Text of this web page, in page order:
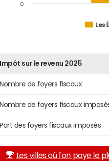
Les
0
Impôt sur le revenu 2025
Nombre de foyers fiscaux
Nombre de foyers fiscaux
Part des foyers fiscaux imposés
Les villes où l'on paye le